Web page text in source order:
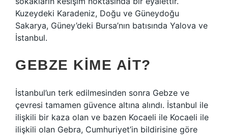
Kuzeydeki Karadeniz, Doğu ve Güneydoğu
Sakarya, Güney’deki Bursa’nın batısında Yalova ve
İstanbul.
GEBZE KIME AIT?
İstanbul’un terk edilmesinden sonra Gebze ve
çevresi tamamen güvence altına alındı. İstanbul ile
ilişkili bir kaza olan ve bazen Kocaeli ile Kocaeli ile
ilişkili olan Gebra, Cumhuriyet’in bildirisine göre